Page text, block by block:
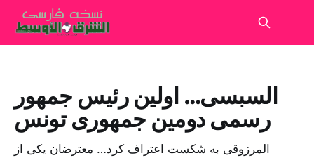
السبسی… اولین رئیس جمهور
رسمی دومین جمهوری تونس
المرزوقی به شکست اعتراف کرد… معترضان یکی از